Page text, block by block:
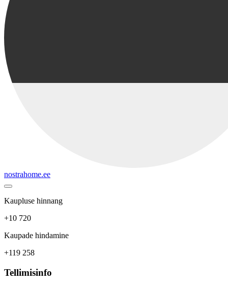
nostrahome.ee
Kaupluse hinnang
+10 720
Kaupade hindamine
+119 258
Tellimisinfo